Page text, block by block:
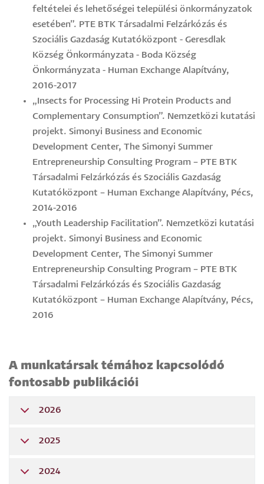
feltételei és lehetőségei települési önkormányzatok
esetében”. PTE BTK Társadalmi Felzárkózás és
Szociális Gazdaság Kutatóközpont - Geresdlak
Község Önkormányzata - Boda Község
Önkormányzata - Human Exchange Alapítvány,
2016-2017
„Insects for Processing Hi Protein Products and
Complementary Consumption”. Nemzetközi kutatási
projekt. Simonyi Business and Economic
Development Center, The Simonyi Summer
Entrepreneurship Consulting Program – PTE BTK
Társadalmi Felzárkózás és Szociális Gazdaság
Kutatóközpont – Human Exchange Alapítvány, Pécs,
2014-2016
„Youth Leadership Facilitation”. Nemzetközi kutatási
projekt. Simonyi Business and Economic
Development Center, The Simonyi Summer
Entrepreneurship Consulting Program – PTE BTK
Társadalmi Felzárkózás és Szociális Gazdaság
Kutatóközpont – Human Exchange Alapítvány, Pécs,
2016
A munkatársak témához kapcsolódó
fontosabb publikációi
2026
2025
2024